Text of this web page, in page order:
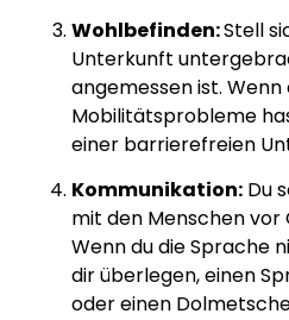
Wohlbefinden:Stell
Unterkunft
angemessen ist. Wenn
Mobilitätsprobleme
einer barrierefreien
Kommunikation: Du
mit den Menschen vor
Wenn du die Sprache
dir überlegen, einen
oder einen